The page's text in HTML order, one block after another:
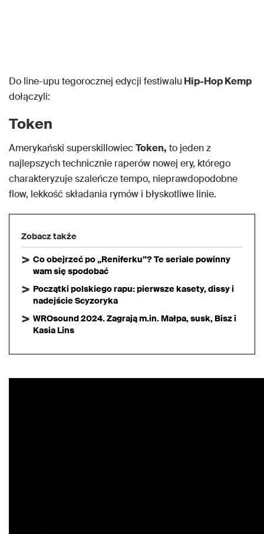
Do line-upu tegorocznej edycji festiwalu Hip-Hop Kemp
dołączyli:
Token
Amerykański superskillowiecToken, to jeden z
najlepszych technicznie raperów nowej ery, którego
charakteryzuje szaleńcze tempo, nieprawdopodobne
flow, lekkość składania rymów i błyskotliwe linie.
Zobacz także
Co obejrzeć po „Reniferku”? Te seriale powinny
wam się spodobać
Początki polskiego rapu: pierwsze kasety, dissy i
nadejście Scyzoryka
WROsound 2024. Zagrają m.in. Małpa, susk, Bisz i
Kasia Lins